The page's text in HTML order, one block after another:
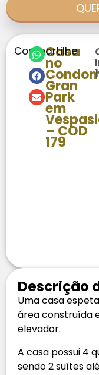
Casa
no
Gran
Park
em
– COD
179
Compartilhe
Descrição
Uma casa
área construída
elevador.
A casa possui 4
sendo 2 suítes